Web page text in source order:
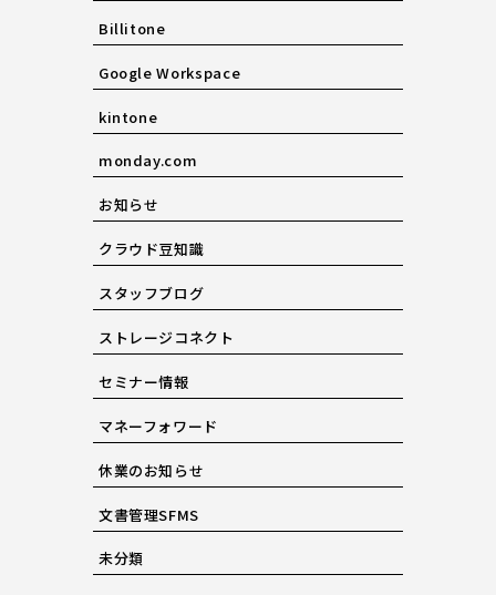
Billitone
Google Workspace
kintone
monday.com
お知らせ
クラウド豆知識
スタッフブログ
ストレージコネクト
セミナー情報
マネーフォワード
休業のお知らせ
文書管理SFMS
未分類